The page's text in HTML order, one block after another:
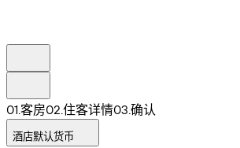
01.客房02.住客详情03.确认
酒店默认货币